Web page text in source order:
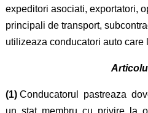
expeditori asociati, exportatori,
principali de transport,
utilizeaza conducatori auto care
(1)Conducatorul pastreaza
un stat membru cu privire la o